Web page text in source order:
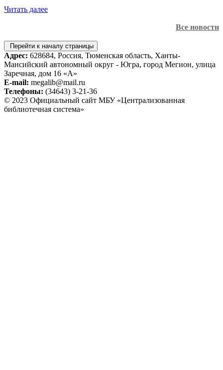
Читать далее
Все новости
Перейти к началу страницы
Адрес: 628684, Россия, Тюменская область, Ханты-
Мансийский автономный округ - Югра, город Мегион, улица
Заречная, дом 16 «А»
E-mail: megalib@mail.ru
Телефоны: (34643) 3-21-36
© 2023 Официальный сайт МБУ «Централизованная
библиотечная система»